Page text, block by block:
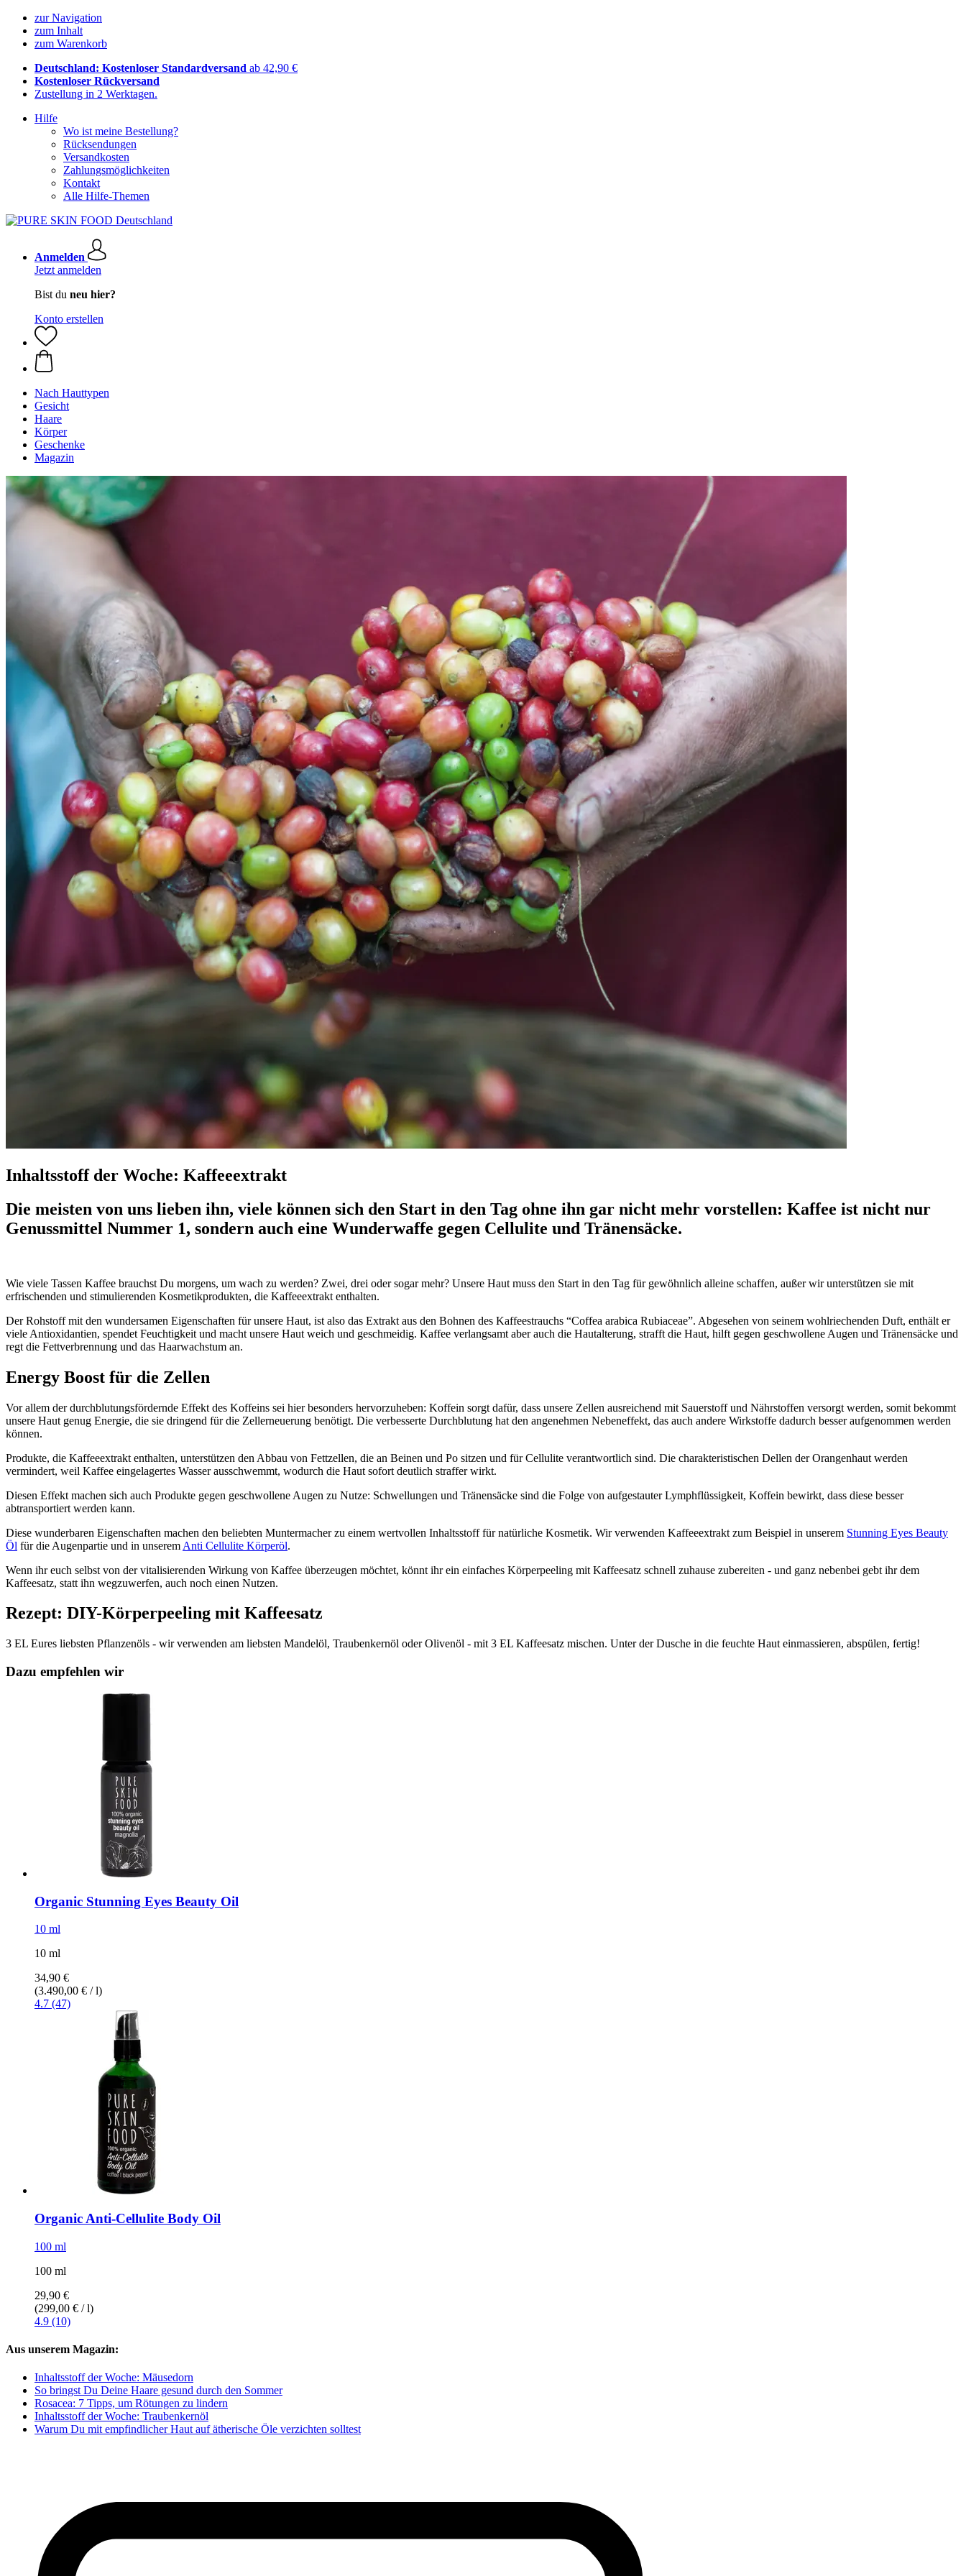
zur Navigation
zum Inhalt
zum Warenkorb
Deutschland: Kostenloser Standardversand ab 42,90 €
Kostenloser Rückversand
Zustellung in 2 Werktagen.
Hilfe
Wo ist meine Bestellung?
Rücksendungen
Versandkosten
Zahlungsmöglichkeiten
Kontakt
Alle Hilfe-Themen
Anmelden
Jetzt anmelden
Bist du neu hier?
Konto erstellen
Nach Hauttypen
Gesicht
Haare
Körper
Geschenke
Magazin
Inhaltsstoff der Woche: Kaffeeextrakt
Die meisten von uns lieben ihn, viele können sich den Start in den Tag ohne ihn gar nicht mehr vorstellen: Kaffee ist nicht nur
Genussmittel Nummer 1, sondern auch eine Wunderwaffe gegen Cellulite und Tränensäcke.
Wie viele Tassen Kaffee brauchst Du morgens, um wach zu werden? Zwei, drei oder sogar mehr? Unsere Haut muss den Start in den Tag für gewöhnlich alleine schaffen, außer wir unterstützen sie mit
erfrischenden und stimulierenden Kosmetikprodukten, die Kaffeeextrakt enthalten.
Der Rohstoff mit den wundersamen Eigenschaften für unsere Haut, ist also das Extrakt aus den Bohnen des Kaffeestrauchs “Coffea arabica Rubiaceae”. Abgesehen von seinem wohlriechenden Duft, enthält er
viele Antioxidantien, spendet Feuchtigkeit und macht unsere Haut weich und geschmeidig. Kaffee verlangsamt aber auch die Hautalterung, strafft die Haut, hilft gegen geschwollene Augen und Tränensäcke und
regt die Fettverbrennung und das Haarwachstum an.
Energy Boost für die Zellen
Vor allem der durchblutungsfördernde Effekt des Koffeins sei hier besonders hervorzuheben: Koffein sorgt dafür, dass unsere Zellen ausreichend mit Sauerstoff und Nährstoffen versorgt werden, somit bekommt
unsere Haut genug Energie, die sie dringend für die Zellerneuerung benötigt. Die verbesserte Durchblutung hat den angenehmen Nebeneffekt, das auch andere Wirkstoffe dadurch besser aufgenommen werden
können.
Produkte, die Kaffeeextrakt enthalten, unterstützen den Abbau von Fettzellen, die an Beinen und Po sitzen und für Cellulite verantwortlich sind. Die charakteristischen Dellen der Orangenhaut werden
vermindert, weil Kaffee eingelagertes Wasser ausschwemmt, wodurch die Haut sofort deutlich straffer wirkt.
Diesen Effekt machen sich auch Produkte gegen geschwollene Augen zu Nutze: Schwellungen und Tränensäcke sind die Folge von aufgestauter Lymphflüssigkeit, Koffein bewirkt, dass diese besser
abtransportiert werden kann.
Diese wunderbaren Eigenschaften machen den beliebten Muntermacher zu einem wertvollen Inhaltsstoff für natürliche Kosmetik. Wir verwenden Kaffeeextrakt zum Beispiel in unserem Stunning Eyes Beauty
Öl für die Augenpartie und in unserem Anti Cellulite Körperöl.
Wenn ihr euch selbst von der vitalisierenden Wirkung von Kaffee überzeugen möchtet, könnt ihr ein einfaches Körperpeeling mit Kaffeesatz schnell zuhause zubereiten - und ganz nebenbei gebt ihr dem
Kaffeesatz, statt ihn wegzuwerfen, auch noch einen Nutzen.
Rezept: DIY-Körperpeeling mit Kaffeesatz
3 EL Eures liebsten Pflanzenöls - wir verwenden am liebsten Mandelöl, Traubenkernöl oder Olivenöl - mit 3 EL Kaffeesatz mischen. Unter der Dusche in die feuchte Haut einmassieren, abspülen, fertig!
Dazu empfehlen wir
Organic Stunning Eyes Beauty Oil
10 ml
10 ml
34,90 €
(3.490,00 € / l)
4.7 (47)
Organic Anti-​Cellulite Body Oil
100 ml
100 ml
29,90 €
(299,00 € / l)
4.9 (10)
Aus unserem Magazin:
Inhaltsstoff der Woche: Mäusedorn
So bringst Du Deine Haare gesund durch den Sommer
Rosacea: 7 Tipps, um Rötungen zu lindern
Inhaltsstoff der Woche: Traubenkernöl
Warum Du mit empfindlicher Haut auf ätherische Öle verzichten solltest